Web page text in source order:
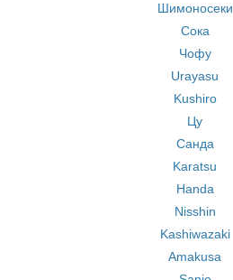
Шимоносеки
Сока
Чофу
Urayasu
Kushiro
Цу
Санда
Karatsu
Handa
Nisshin
Kashiwazaki
Amakusa